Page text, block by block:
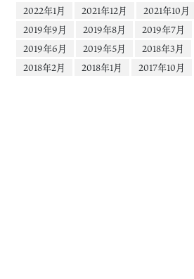
2022年1月
2021年12月
2021年10月
2019年9月
2019年8月
2019年7月
2019年6月
2019年5月
2018年3月
2018年2月
2018年1月 2017年10月